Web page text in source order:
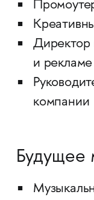
Директор
и рекламе
компании
Будущее